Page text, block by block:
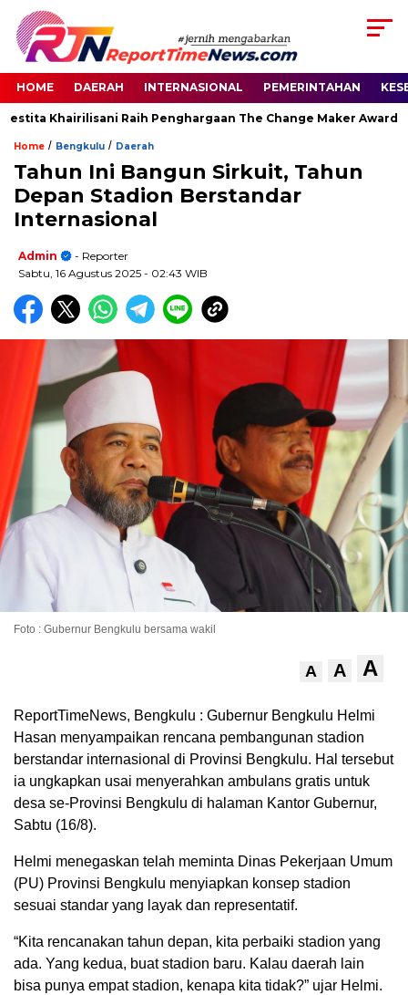
HOME DAERAH INTERNASIONAL PEMERINTAHAN
Khairilisani Raih Penghargaan The Change Maker Awards
Home / Bengkulu / Daerah
Tahun Ini Bangun Sirkuit, Tahun
Depan Stadion Berstandar
Internasional
Admin
- Reporter
Sabtu, 16 Agustus 2025 - 02:43 WIB
Foto : Gubernur Bengkulu bersama wakil
A A A
ReportTimeNews, Bengkulu : Gubernur Bengkulu Helmi
Hasan menyampaikan rencana pembangunan stadion
berstandar internasional di Provinsi Bengkulu. Hal tersebut
ia ungkapkan usai menyerahkan ambulans gratis untuk
desa se-Provinsi Bengkulu di halaman Kantor Gubernur,
Sabtu (16/8).
Helmi menegaskan telah meminta Dinas Pekerjaan Umum
(PU) Provinsi Bengkulu menyiapkan konsep stadion
sesuai standar yang layak dan representatif.
“Kita rencanakan tahun depan, kita perbaiki stadion yang
ada. Yang kedua, buat stadion baru. Kalau daerah lain
bisa punya empat stadion, kenapa kita tidak?” ujar Helmi.